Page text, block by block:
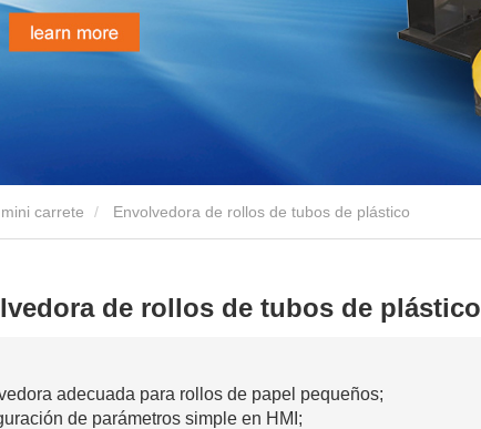
carrete Envolvedora de rollos de tubos de plástico
de rollos de tubos de plástico
adecuada para rollos de papel pequeños;
de parámetros simple en HMI;